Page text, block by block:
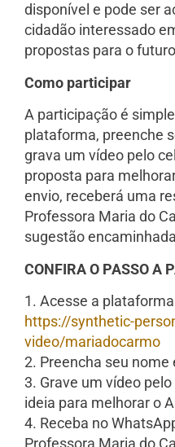
disponível e pode ser
cidadão interessado
propostas para o
Como participar
A participação é
plataforma, preenche
grava um vídeo pelo
proposta para
envio, receberá uma
Professora Maria do
sugestão
CONFIRA O PASSO A
1. Acesse a
https://synthetic-
video/mariadocarmo
2. Preencha seu nome
3. Grave um vídeo
ideia para melhorar o
4. Receba no
Professora Maria do